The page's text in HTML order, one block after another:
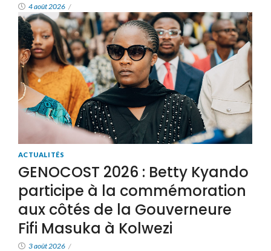
4 août 2026 /
ACTUALITÉS
GENOCOST 2026 : Betty Kyando
participe à la commémoration
aux côtés de la Gouverneure
Fifi Masuka à Kolwezi
3 août 2026 /